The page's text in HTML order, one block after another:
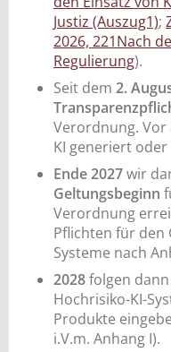
Justiz (Auszug1);
2026, 221Nach
Regulierung).
Seit dem 2.
Verordnung. Vor
KI generiert
Ende 2027wir
Geltungsbeginn
Verordnung
Pflichten für den
Systeme nach
2028folgen
Hochrisiko-KI-
Produkte
i.V.m. Anhang I).